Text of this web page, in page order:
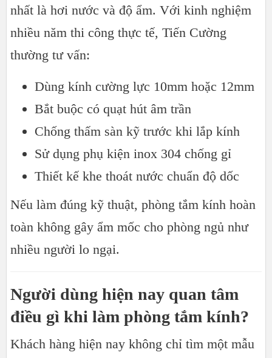
nhất là hơi nước và độ ẩm. Với kinh nghiệm
nhiều năm thi công thực tế, Tiến Cường
thường tư vấn:
Dùng kính cường lực 10mm hoặc 12mm
Bắt buộc có quạt hút âm trần
Chống thấm sàn kỹ trước khi lắp kính
Sử dụng phụ kiện inox 304 chống gỉ
Thiết kế khe thoát nước chuẩn độ dốc
Nếu làm đúng kỹ thuật, phòng tắm kính hoàn
toàn không gây ẩm mốc cho phòng ngủ như
nhiều người lo ngại.
Người dùng hiện nay quan tâm
điều gì khi làm phòng tắm kính?
Khách hàng hiện nay không chỉ tìm một mẫu